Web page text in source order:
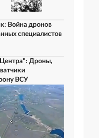
Война дронов
специалистов
Дроны,
ВСУ